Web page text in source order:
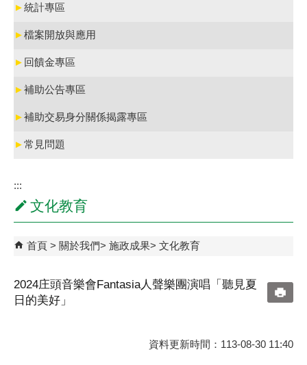
►統計專區
►檔案開放與應用
► 回饋金專區
►補助公告專區
►補助交易身分關係揭露專區
►常見問題
:::
文化教育
首頁 關於我們 施政成果 文化教育
2024庄頭音樂會Fantasia人聲樂團演唱「聽見夏
日的美好」
資料更新時間：113-08-30 11:40